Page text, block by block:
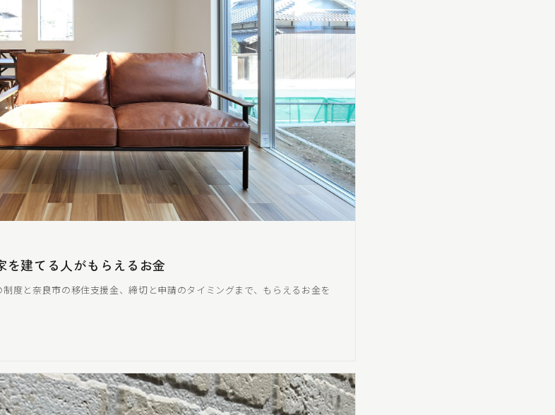
を建てる人がもらえるお金
度と奈良市の移住支援金、締切と申請のタイミングまで、もらえるお金を